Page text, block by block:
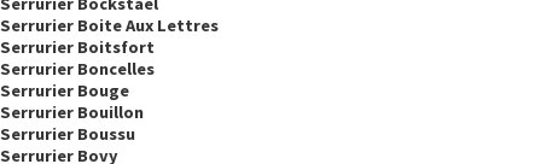
Serrurier Boite Aux Lettres
Serrurier Boitsfort
Serrurier Boncelles
Serrurier Bouge
Serrurier Bouillon
Serrurier Boussu
Serrurier Bovy